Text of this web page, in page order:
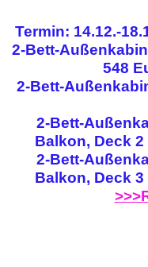
Termin: 14.12.-
2-Bett-
548
2-Bett-
2-Bett-
Balkon, Deck
2-Bett-
Balkon, Deck